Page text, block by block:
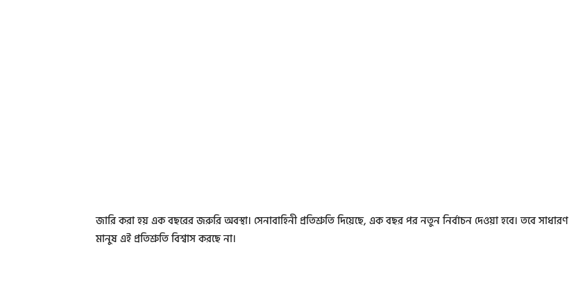
জারি করা হয় এক বছরের জরুরি অবস্থা। সেনাবাহিনী প্রতিশ্রুতি দিয়েছে, এক বছর পর নতুন নির্বাচন দেওয়া হবে। তবে সাধারণ
মানুষ এই প্রতিশ্রুতি বিশ্বাস করছে না।